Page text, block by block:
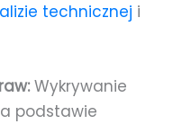
technicznej i
Wykrywanie
podstawie